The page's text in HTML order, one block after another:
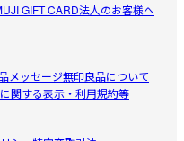
GIFT CARD法人のお客様へ
メッセージ無印良品について
関する表示・利用規約等